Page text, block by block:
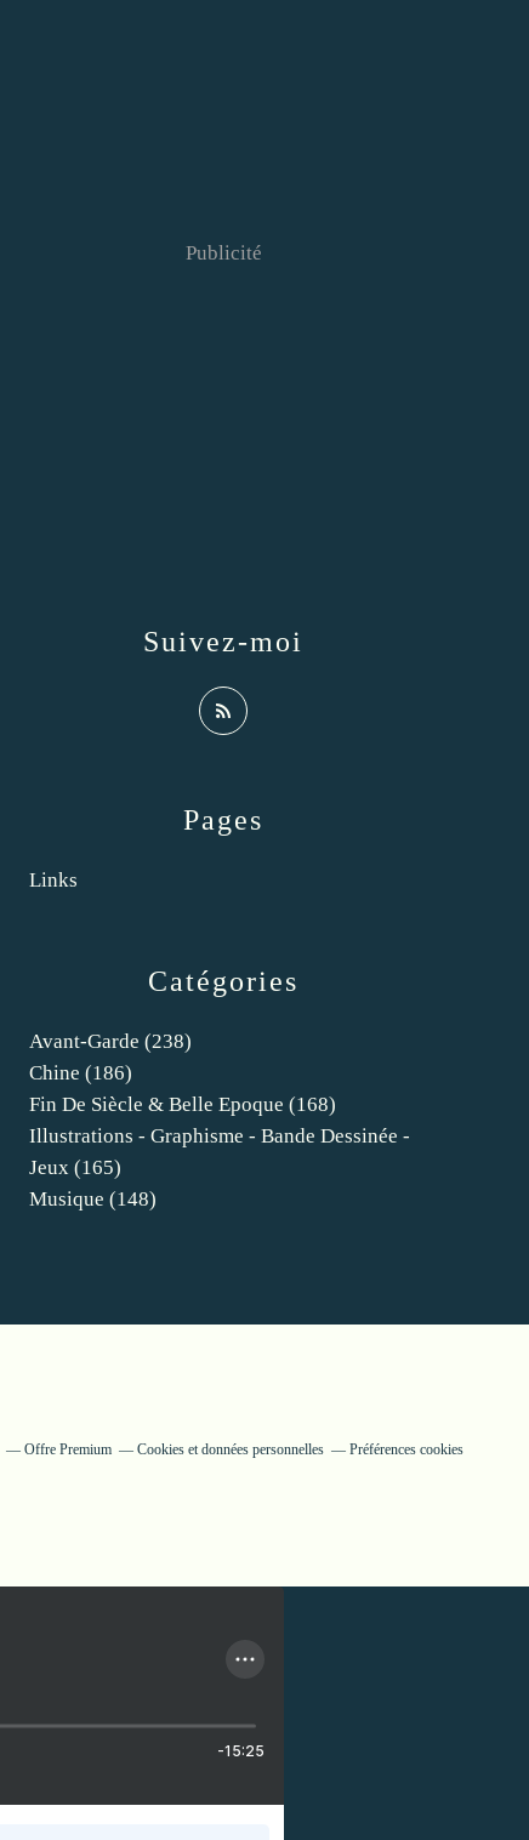
Catégories
Avant-Garde (238)
Chine (186)
Fin De Siècle & Belle Epoque (168)
Illustrations - Graphisme - Bande Dessinée -
Jeux (165)
Musique (148)
Pages
Links
Suivez-moi
Publicité
Offre Premium Cookies et données personnelles Préférences cookies
-15:25